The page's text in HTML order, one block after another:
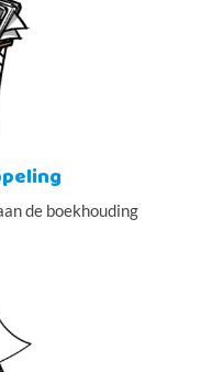
de boekhouding